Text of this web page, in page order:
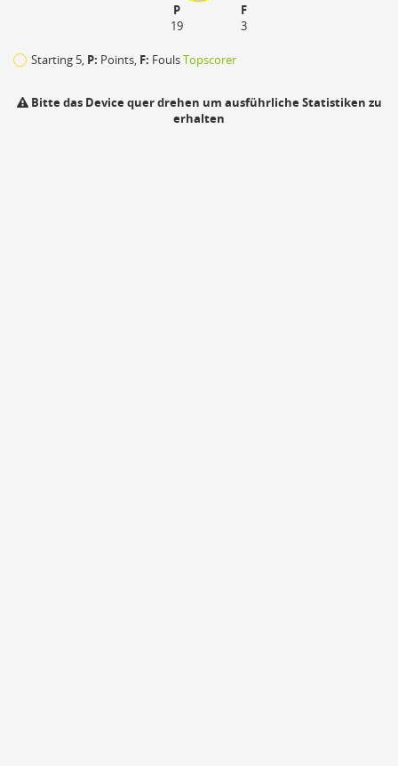
P
F
19
3
Starting 5, P: Points, F: FoulsTopscorer
Bitte das Device quer drehen um ausführliche Statistiken zu
erhalten